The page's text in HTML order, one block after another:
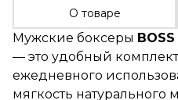
О товаре
Мужские боксеры
— это удобный
ежедневного
мягкость натурального